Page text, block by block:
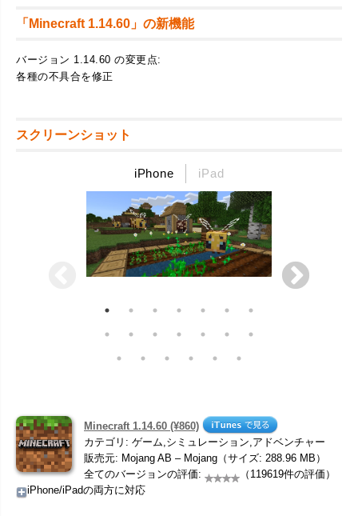
「Minecraft 1.14.60」の新機能
バージョン 1.14.60 の変更点:
各種の不具合を修正
スクリーンショット
iPhone iPad
Minecraft 1.14.60 (¥860)
カテゴリ: ゲーム,シミュレーション,アドベンチャー
販売元: Mojang AB – Mojang（サイズ: 288.96 MB）
全てのバージョンの評価:
（119619件の評価）
iPhone/iPadの両方に対応